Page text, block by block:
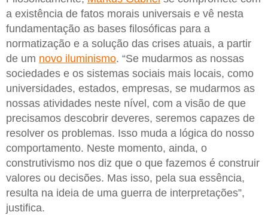
a existência de fatos morais universais e vê nesta
fundamentação as bases filosóficas para a
normatização e a solução das crises atuais, a partir
de um novo iluminismo. “Se mudarmos as nossas
sociedades e os sistemas sociais mais locais, como
universidades, estados, empresas, se mudarmos as
nossas atividades neste nível, com a visão de que
precisamos descobrir deveres, seremos capazes de
resolver os problemas. Isso muda a lógica do nosso
comportamento. Neste momento, ainda, o
construtivismo nos diz que o que fazemos é construir
valores ou decisões. Mas isso, pela sua essência,
resulta na ideia de uma guerra de interpretações”,
justifica.